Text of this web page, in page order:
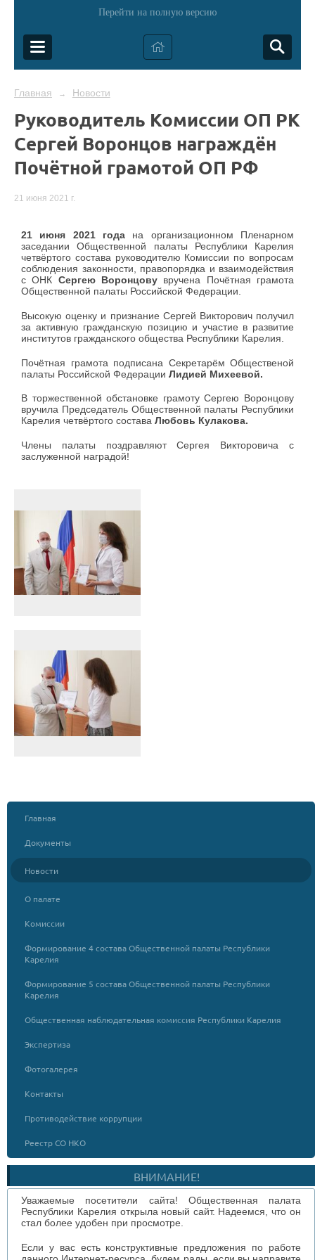
Перейти на полную версию
Главная → Новости
Руководитель Комиссии ОП РК
Сергей Воронцов награждён
Почётной грамотой ОП РФ
21 июня 2021 г.
21 июня 2021 года на организационном Пленарном
заседании Общественной палаты Республики Карелия
четвёртого состава руководителю Комиссии по вопросам
соблюдения законности, правопорядка и взаимодействия
с ОНК Сергею Воронцову вручена Почётная грамота
Общественной палаты Российской Федерации.
Высокую оценку и признание Сергей Викторович получил
за активную гражданскую позицию и участие в развитие
институтов гражданского общества Республики Карелия.
Почётная грамота подписана Секретарём Общественой
палаты Российской Федерации Лидией Михеевой.
В торжественной обстановке грамоту Сергею Воронцову
вручила Председатель Общественной палаты Республики
Карелия четвёртого состава Любовь Кулакова.
Члены палаты поздравляют Сергея Викторовича с
заслуженной наградой!
Главная
Документы
Новости
О палате
Комиссии
Формирование 4 состава Общественной палаты Республики
Карелия
Формирование 5 состава Общественной палаты Республики
Карелия
Общественная наблюдательная комиссия Республики Карелия
Экспертиза
Фотогалерея
Контакты
Противодействие коррупции
Реестр СО НКО
ВНИМАНИЕ!
Уважаемые посетители сайта! Общественная палата
Республики Карелия открыла новый сайт. Надеемся, что он
стал более удобен при просмотре.
Если у вас есть конструктивные предложения по работе